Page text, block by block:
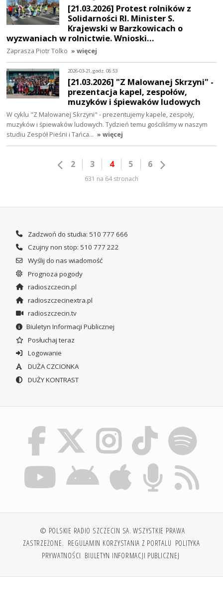
[21.03.2026] Protest rolników z
Solidarności RI. Minister S.
Krajewski w Barzkowicach o
wyzwaniach w rolnictwie. Wnioski…
Zaprasza Piotr Tolko » więcej
2026-03-21, godz. 08:53
[21.03.2026] "Z Malowanej Skrzyni" -
prezentacja kapel, zespołów,
muzyków i śpiewaków ludowych
W cyklu "Z Malowanej Skrzyni" - prezentujemy kapele, zespoły,
muzyków i śpiewaków ludowych. Tydzień temu gościliśmy w naszym
studiu Zespół Pieśni i Tańca… » więcej
2 3 4 5 6
631 na 64 stronach
Zadzwoń do studia: 510 777 666
Czujny non stop: 510 777 222
Wyślij do nas wiadomość
Prognoza pogody
radioszczecin.pl
radioszczecinextra.pl
radioszczecin.tv
Biuletyn Informacji Publicznej
Posłuchaj teraz
Logowanie
DUŻA CZCIONKA
DUŻY KONTRAST
© POLSKIE RADIO SZCZECIN SA. WSZYSTKIE PRAWA
ZASTRZEŻONE. REGULAMIN KORZYSTANIA Z PORTALU POLITYKA
PRYWATNOŚCI BIULETYN INFORMACJI PUBLICZNEJ